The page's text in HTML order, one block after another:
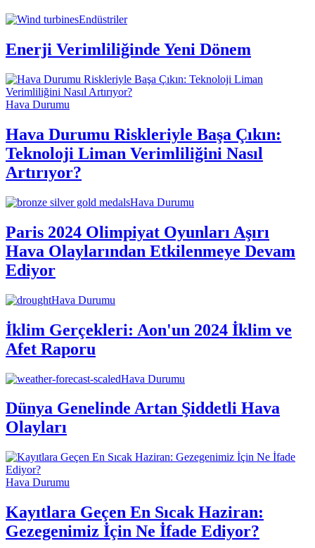
Endüstriler
Enerji Verimliliğinde Yeni Dönem
Hava Durumu
Hava Durumu Riskleriyle Başa Çıkın:
Teknoloji Liman Verimliliğini Nasıl
Artırıyor?
Hava Durumu
Paris 2024 Olimpiyat Oyunları Aşırı
Hava Olaylarından Etkilenmeye Devam
Ediyor
Hava Durumu
İklim Gerçekleri: Aon'un 2024 İklim ve
Afet Raporu
Hava Durumu
Dünya Genelinde Artan Şiddetli Hava
Olayları
Hava Durumu
Kayıtlara Geçen En Sıcak Haziran:
Gezegenimiz İçin Ne İfade Ediyor?